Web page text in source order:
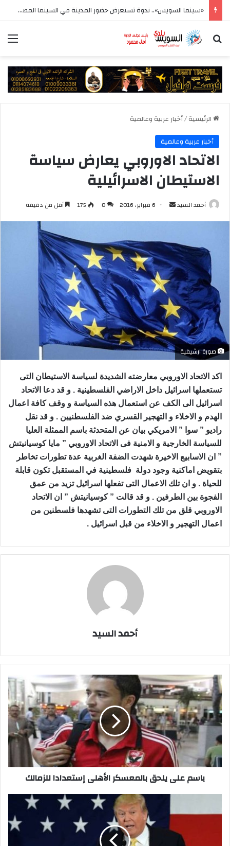
«سينما السويس».. ندوة تستعرض حضور المدينة في السينما المصرية بمعرض السويس الرابع للكتاب
بحث عن
الرئيسية/أخبار عربية وعالمية
أخبار عربية وعالمية
الاتحاد الاوروبي يعارض سياسة
الاستيطان الاسرائيلية
أحمد السيد
أرسل 6 فبراير، 2016 0
175 أقل من دقيقة
صورة ارشيفية
اكد الاتحاد الاوروبي معارضته الشديدة لسياسة الاستيطان التى
تستعملها اسرائيل داخل الاراضي الفلسطينية . و قد دعا الاتحاد
اسرائيل الى الكف عن استعمال هذه السياسة و وقف كافة اعمال
الهدم و الاخلاء و التهجير القسري ضد الفلسطنيين . و قد نقل
راديو ” سوا ” الامريكي بيان عن المتحدثة باسم الممثلة العليا
للسياسة الخارجية و الامنية فى الاتحاد الاوروبي ” مايا كوسيانيتش
” ان الاسابيع الاخيرة شهدت الضفة الغربية عدة تطورات تخاطر
بتقويض اماكنية وجود دولة فلسطينية في المستقبل تكون قابلة
للحياة . و ان تلك الاعمال التى تفعلها اسرائيل تزيد من عمق
الفجوة بين الطرفين . و قد قالت ” كوسيانيتش ” ان الاتحاد
الاوروبي قلق من تلك التطورات التى تشهدها فلسطنين من
اعمال التهجير و الاخلاء من قبل اسرائيل .
أحمد السيد
باسم
على
يلحق
بالمعسكر
الأهلى
إستعدادا
للزمالك
باسم على يلحق بالمعسكر الأهلى إستعدادا للزمالك